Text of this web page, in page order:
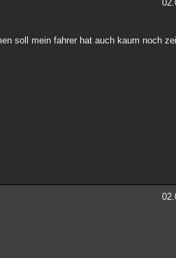
soll mein fahrer hat auch kaum noch